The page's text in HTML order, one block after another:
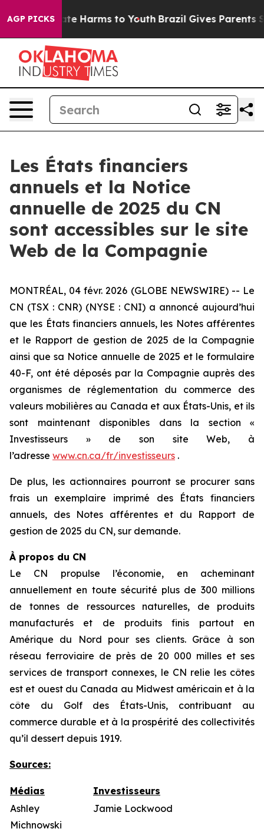
AGP PICKS
to Abate Harms to Youth Brazil Gives Parents
Les États financiers
annuels et la Notice
annuelle de 2025 du CN
sont accessibles sur le site
Web de la Compagnie
MONTRÉAL, 04 févr. 2026 (GLOBE NEWSWIRE) -- Le
CN (TSX : CNR) (NYSE : CNI) a annoncé aujourd’hui
que les États financiers annuels, les Notes afférentes
et le Rapport de gestion de 2025 de la Compagnie
ainsi que sa Notice annuelle de 2025 et le formulaire
40-F, ont été déposés par la Compagnie auprès des
organismes de réglementation du commerce des
valeurs mobilières au Canada et aux États-Unis, et ils
sont maintenant disponibles dans la section «
Investisseurs » de son site Web, à
l’adresse www.cn.ca/fr/investisseurs .
De plus, les actionnaires pourront se procurer sans
frais un exemplaire imprimé des États financiers
annuels, des Notes afférentes et du Rapport de
gestion de 2025 du CN, sur demande.
À propos du CN
Le CN propulse l’économie, en acheminant
annuellement en toute sécurité plus de 300 millions
de tonnes de ressources naturelles, de produits
manufacturés et de produits finis partout en
Amérique du Nord pour ses clients. Grâce à son
réseau ferroviaire de près de 20 000 milles et ses
services de transport connexes, le CN relie les côtes
est et ouest du Canada au Midwest américain et à la
côte du Golf des États-Unis, contribuant au
commerce durable et à la prospérité des collectivités
qu’il dessert depuis 1919.
Sources:
Médias
Investisseurs
Ashley
Michnowski
Jamie Lockwood